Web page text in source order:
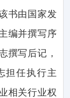
书由国家发
编并撰写序
撰写后记，
担任执行主
相关行业权